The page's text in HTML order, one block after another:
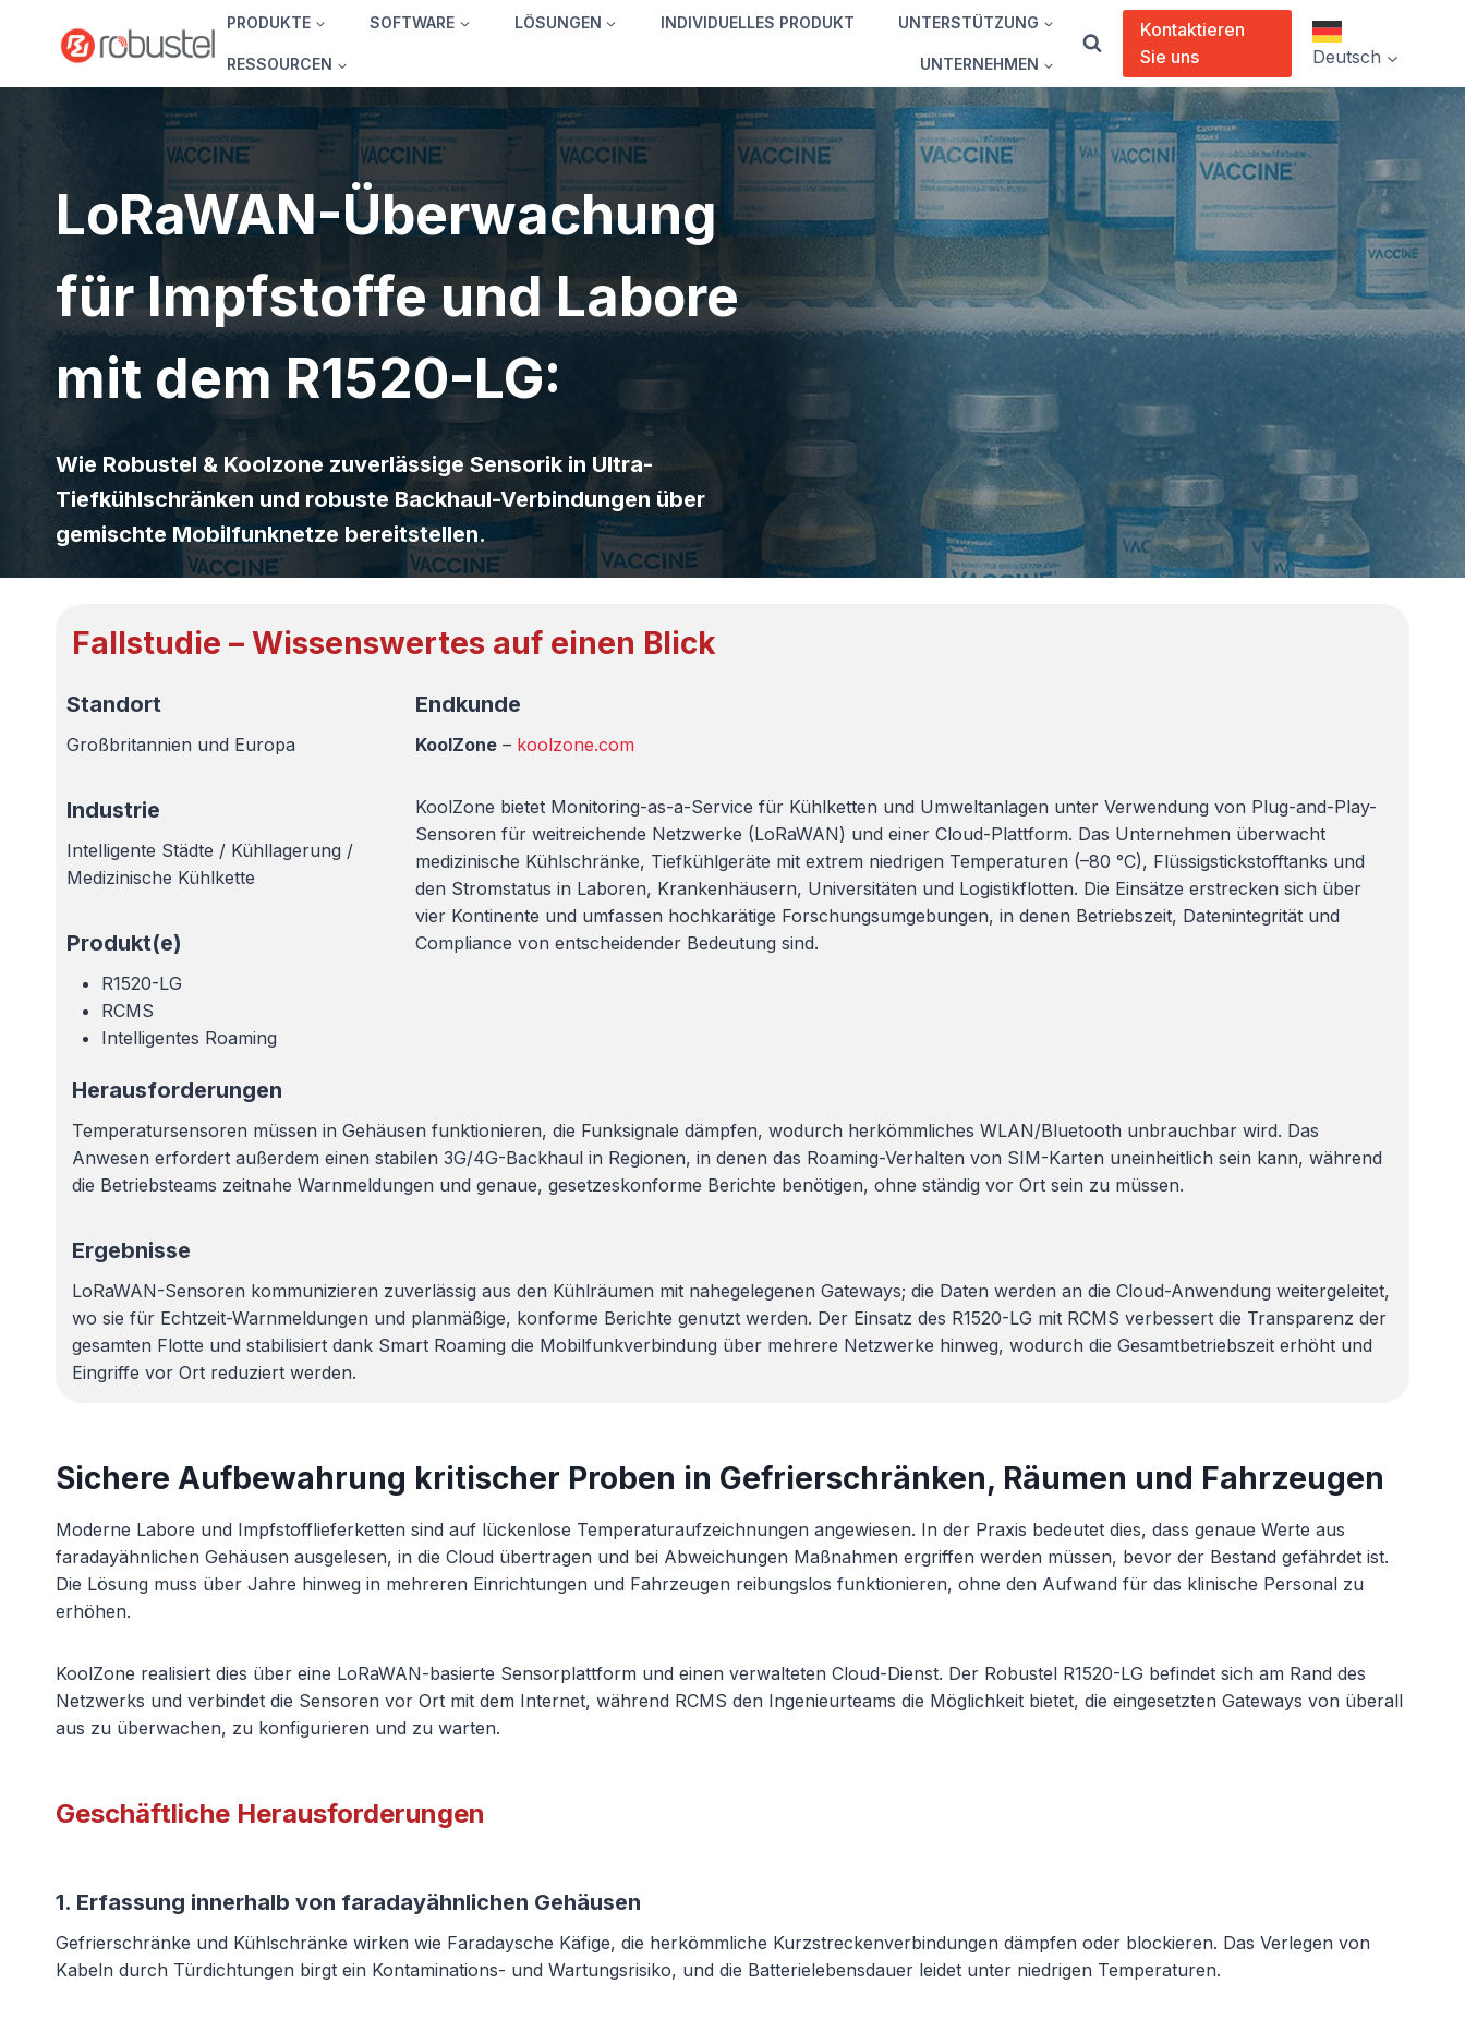
springen
PRODUKTE SOFTWARE LÖSUNGEN INDIVIDUELLES PRODUKT UNTERSTÜTZUNG
RESSOURCEN UNTERNEHMEN
Kontaktieren
Sie uns
Deutsch
LoRaWAN-Überwachung
für Impfstoffe und Labore
mit dem R1520-LG:
Wie Robustel & Koolzone zuverlässige Sensorik in Ultra-
Tiefkühlschränken und robuste Backhaul-Verbindungen über
gemischte Mobilfunknetze bereitstellen.
Fallstudie – Wissenswertes auf einen Blick
Standort
Großbritannien und Europa
Industrie
Intelligente Städte / Kühllagerung /
Medizinische Kühlkette
Produkt(e)
R1520-LG
RCMS
Intelligentes Roaming
Endkunde
KoolZone – koolzone.com
KoolZone bietet Monitoring-as-a-Service für Kühlketten und Umweltanlagen unter Verwendung von Plug-and-Play-
Sensoren für weitreichende Netzwerke (LoRaWAN) und einer Cloud-Plattform. Das Unternehmen überwacht
medizinische Kühlschränke, Tiefkühlgeräte mit extrem niedrigen Temperaturen (–80 °C), Flüssigstickstofftanks und
den Stromstatus in Laboren, Krankenhäusern, Universitäten und Logistikflotten. Die Einsätze erstrecken sich über
vier Kontinente und umfassen hochkarätige Forschungsumgebungen, in denen Betriebszeit, Datenintegrität und
Compliance von entscheidender Bedeutung sind.
Herausforderungen
Temperatursensoren müssen in Gehäusen funktionieren, die Funksignale dämpfen, wodurch herkömmliches WLAN/Bluetooth unbrauchbar wird. Das
Anwesen erfordert außerdem einen stabilen 3G/4G-Backhaul in Regionen, in denen das Roaming-Verhalten von SIM-Karten uneinheitlich sein kann, während
die Betriebsteams zeitnahe Warnmeldungen und genaue, gesetzeskonforme Berichte benötigen, ohne ständig vor Ort sein zu müssen.
Ergebnisse
LoRaWAN-Sensoren kommunizieren zuverlässig aus den Kühlräumen mit nahegelegenen Gateways; die Daten werden an die Cloud-Anwendung weitergeleitet,
wo sie für Echtzeit-Warnmeldungen und planmäßige, konforme Berichte genutzt werden. Der Einsatz des R1520-LG mit RCMS verbessert die Transparenz der
gesamten Flotte und stabilisiert dank Smart Roaming die Mobilfunkverbindung über mehrere Netzwerke hinweg, wodurch die Gesamtbetriebszeit erhöht und
Eingriffe vor Ort reduziert werden.
Sichere Aufbewahrung kritischer Proben in Gefrierschränken, Räumen und Fahrzeugen
Moderne Labore und Impfstofflieferketten sind auf lückenlose Temperaturaufzeichnungen angewiesen. In der Praxis bedeutet dies, dass genaue Werte aus
faradayähnlichen Gehäusen ausgelesen, in die Cloud übertragen und bei Abweichungen Maßnahmen ergriffen werden müssen, bevor der Bestand gefährdet ist.
Die Lösung muss über Jahre hinweg in mehreren Einrichtungen und Fahrzeugen reibungslos funktionieren, ohne den Aufwand für das klinische Personal zu
erhöhen.
KoolZone realisiert dies über eine LoRaWAN-basierte Sensorplattform und einen verwalteten Cloud-Dienst. Der Robustel R1520-LG befindet sich am Rand des
Netzwerks und verbindet die Sensoren vor Ort mit dem Internet, während RCMS den Ingenieurteams die Möglichkeit bietet, die eingesetzten Gateways von überall
aus zu überwachen, zu konfigurieren und zu warten.
Geschäftliche Herausforderungen
1. Erfassung innerhalb von faradayähnlichen Gehäusen
Gefrierschränke und Kühlschränke wirken wie Faradaysche Käfige, die herkömmliche Kurzstreckenverbindungen dämpfen oder blockieren. Das Verlegen von
Kabeln durch Türdichtungen birgt ein Kontaminations- und Wartungsrisiko, und die Batterielebensdauer leidet unter niedrigen Temperaturen.